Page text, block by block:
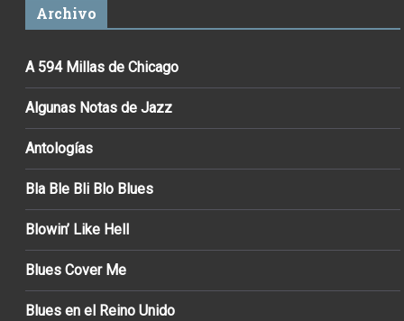
Archivo
A 594 Millas de Chicago
Algunas Notas de Jazz
Antologías
Bla Ble Bli Blo Blues
Blowin’ Like Hell
Blues Cover Me
Blues en el Reino Unido